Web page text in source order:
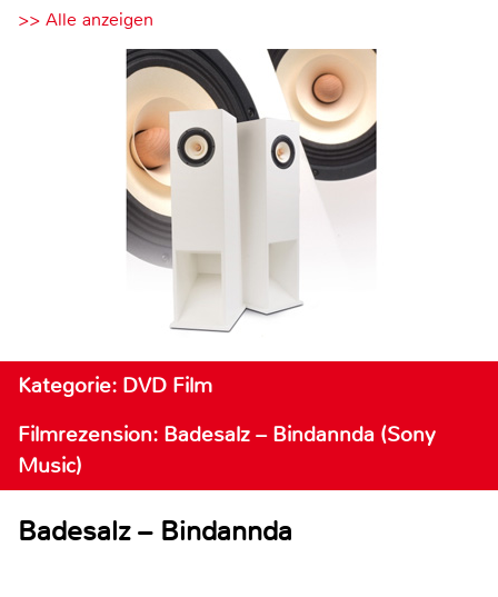
>> Alle anzeigen
Kategorie: DVD Film
Filmrezension: Badesalz – Bindannda (Sony
Music)
Badesalz – Bindannda